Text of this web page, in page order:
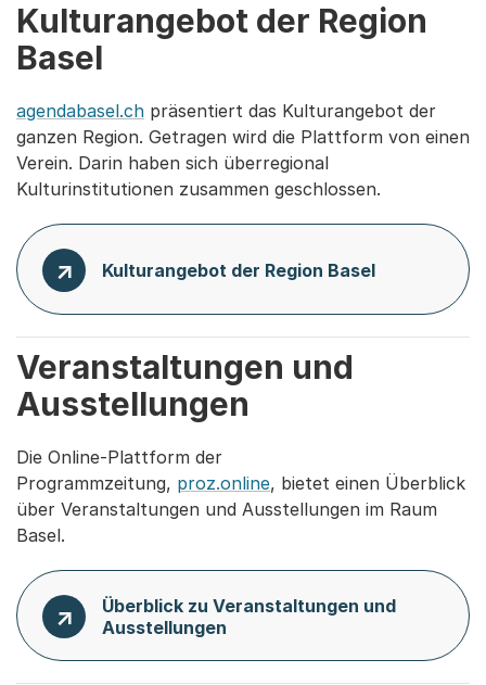
Kulturangebot der Region
Basel
agendabasel.ch präsentiert das Kulturangebot der
ganzen Region. Getragen wird die Plattform von einen
Verein. Darin haben sich überregional
Kulturinstitutionen zusammen geschlossen.
Kulturangebot der Region Basel
Veranstaltungen und
Ausstellungen
Die Online-Plattform der
Programmzeitung, proz.online, bietet einen Überblick
über Veranstaltungen und Ausstellungen im Raum
Basel.
Überblick zu Veranstaltungen und
Ausstellungen